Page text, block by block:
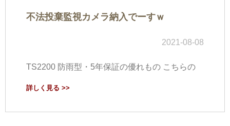
不法投棄監視カメラ納入でーすｗ
2021-08-08
TS2200 防雨型・5年保証の優れもの こちらの
詳しく見る >>